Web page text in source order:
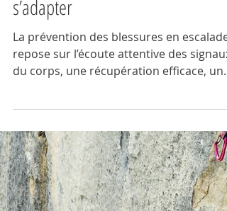
La prévention des blessures en
escalade : s’écouter, récupérer et
s’adapter
du corps, une récupération efficace, un
sommeil réparateur et une alimentation
adaptée. Comprendre le stress
mécanique et ajuster les charges
d’entraînement favorise un cycle